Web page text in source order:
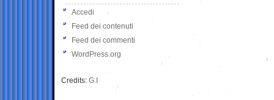
Accedi
Feed dei contenuti
Feed dei commenti
WordPress.org
Credits: G.I